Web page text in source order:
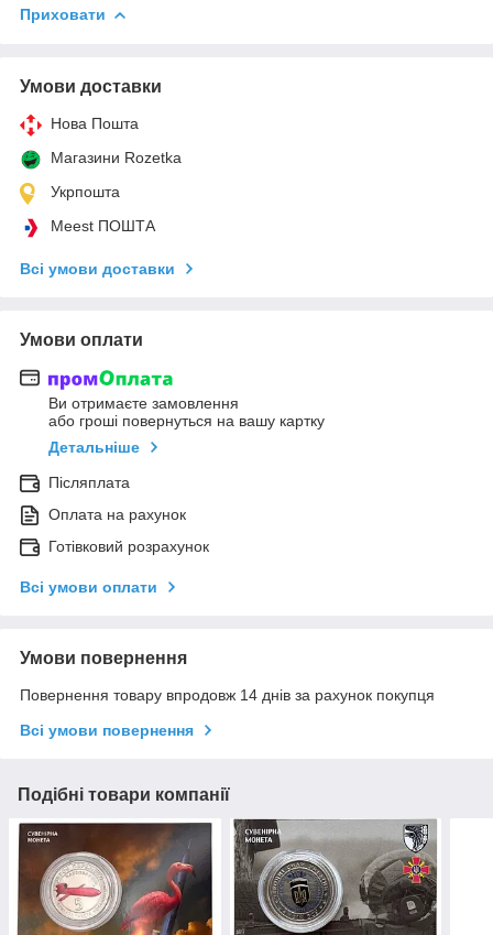
Приховати
Умови доставки
Нова Пошта
Магазини Rozetka
Укрпошта
Meest ПОШТА
Всі умови доставки
Умови оплати
Ви отримаєте замовлення
або гроші повернуться на вашу картку
Детальніше
Післяплата
Оплата на рахунок
Готівковий розрахунок
Всі умови оплати
Умови повернення
Повернення товару впродовж 14 днів за рахунок покупця
Всі умови повернення
Подібні товари компанії